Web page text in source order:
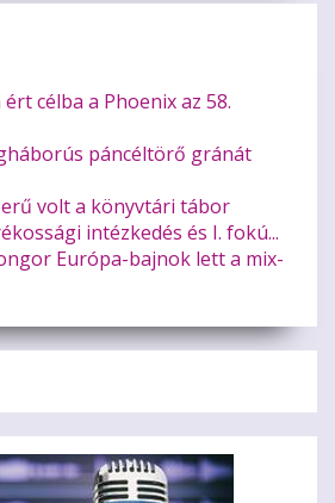
ért célba a Phoenix az 58.
páncéltörő gránát
volt a könyvtári tábor
intézkedés és I. fokú...
Európa-bajnok lett a mix-